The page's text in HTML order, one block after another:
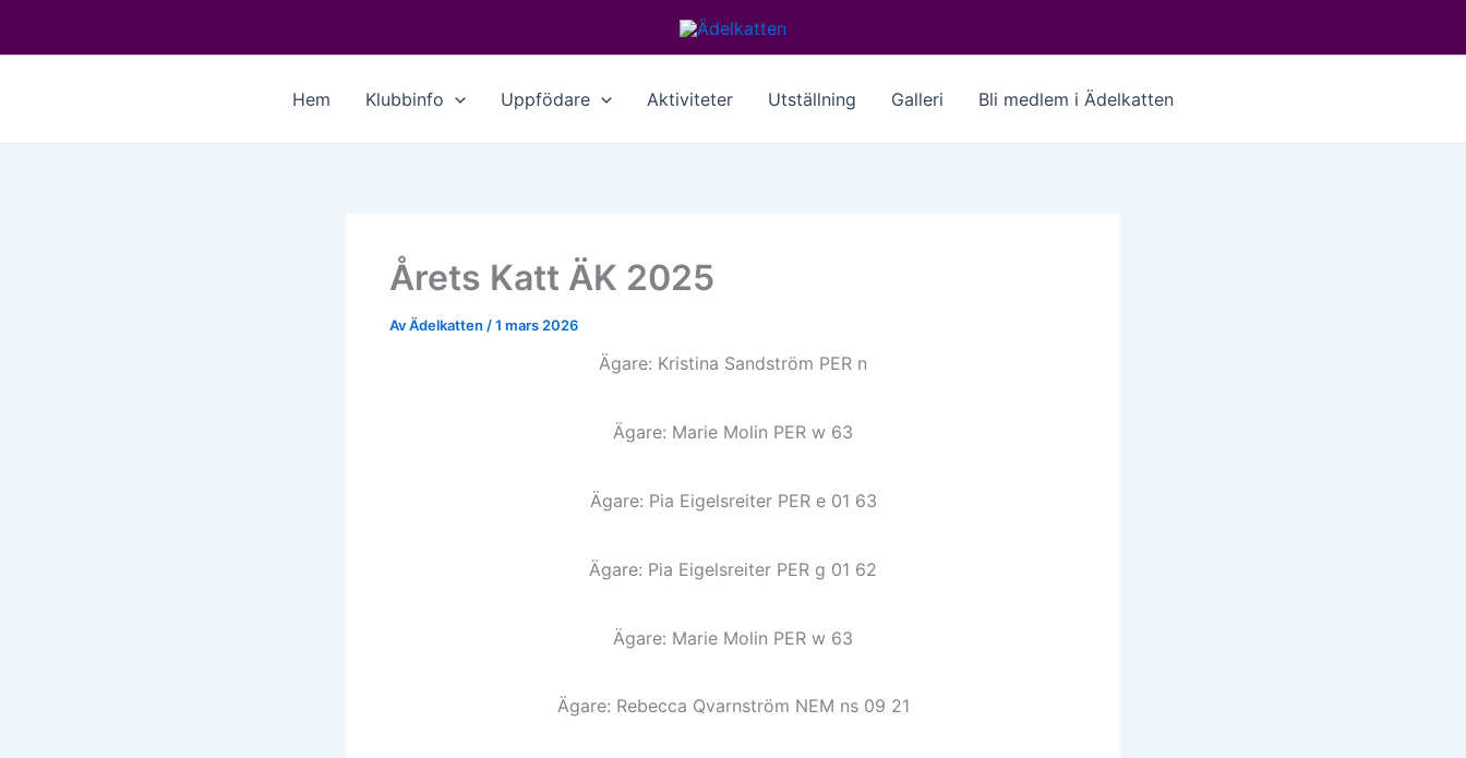
Hem
Klubbinfo Uppfödare Aktiviteter Utställning Galleri Bli medlem i Ädelkatten
Årets Katt ÄK 2025
AvÄdelkatten /1 mars 2026
Ägare: Kristina Sandström PER n
Ägare: Marie Molin PER w 63
Ägare: Pia Eigelsreiter PER e 01 63
Ägare: Pia Eigelsreiter PER g 01 62
Ägare: Marie Molin PER w 63
Ägare: Rebecca Qvarnström NEM ns 09 21